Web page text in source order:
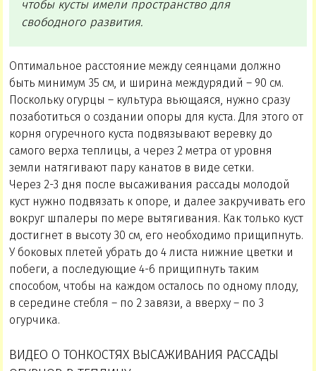
чтобы кусты имели пространство для
свободного развития.
Оптимальное расстояние между сеянцами должно
быть минимум 35 см, и ширина междурядий – 90 см.
Поскольку огурцы – культура вьющаяся, нужно сразу
позаботиться о создании опоры для куста. Для этого от
корня огуречного куста подвязывают веревку до
самого верха теплицы, а через 2 метра от уровня
земли натягивают пару канатов в виде сетки.
Через 2-3 дня после высаживания рассады молодой
куст нужно подвязать к опоре, и далее закручивать его
вокруг шпалеры по мере вытягивания. Как только куст
достигнет в высоту 30 см, его необходимо прищипнуть.
У боковых плетей убрать до 4 листа нижние цветки и
побеги, а последующие 4-6 прищипнуть таким
способом, чтобы на каждом осталось по одному плоду,
в середине стебля – по 2 завязи, а вверху – по 3
огурчика.
ВИДЕО О ТОНКОСТЯХ ВЫСАЖИВАНИЯ РАССАДЫ